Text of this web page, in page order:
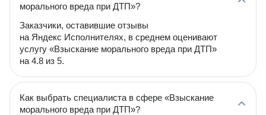
морального вреда при ДТП»?
Заказчики, оставившие отзывы
на Яндекс Исполнителях, в среднем оценивают
услугу «Взыскание морального вреда при ДТП»
на 4.8 из 5.
Как выбрать специалиста в сфере «Взыскание
морального вреда при ДТП»?